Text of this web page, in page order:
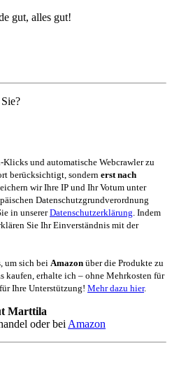
gut, alles gut!
und automatische Webcrawler zu
berücksichtigt, sondern erst nach
wir Ihre IP und Ihr Votum unter
Datenschutzgrundverordnung
in unsererDatenschutzerklärung . Indem
Sie Ihr Einverständnis mit der
um sich bei Amazon über die Produkte zu
kaufen, erhalte ich – ohne Mehrkosten für
Ihre Unterstützung! Mehr dazu hier.
Marttila
oder bei Amazon